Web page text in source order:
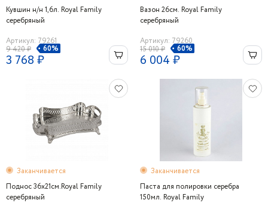
Кувшин н/н 1,6л. Royal Family
серебряный
Артикул: 79261
9 420 ₽
60%
3 768 ₽
Вазон 26см. Royal Family
серебряный
Артикул: 79260
15 010 ₽
60%
6 004 ₽
Заканчивается
Поднос 36x21см.Royal Family
серебряный
Заканчивается
Паста для полировки серебра
150мл. Royal Family